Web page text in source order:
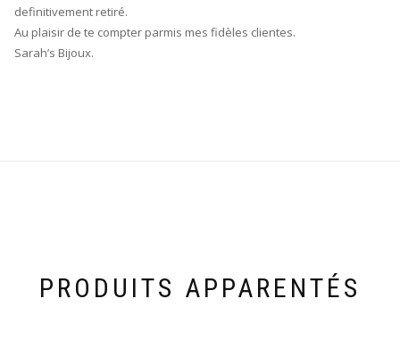
definitivement retiré.
Au plaisir de te compter parmis mes fidèles clientes.
Sarah’s Bijoux.
PRODUITS APPARENTÉS